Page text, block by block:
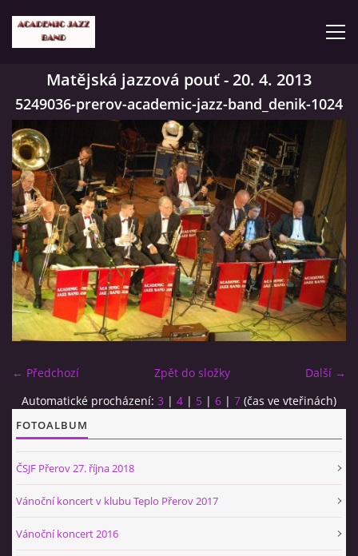
ČLENOVÉ
KONCERTY
GALERIE
VIDEA
HISTORIE
TVORBA
SEZNAM SKLADEB HRANÝCH AJB
HISTORIE A ZAJÍMAVOSTI ZE SVĚTA JAZZU
Matějská jazzová pouť - 20. 4. 2013
5249036-prerov-academic-jazz-band_denik-1024
← Předchozí Další →
Zpět do složky
Automatické procházení: 3 | 4 | 5 | 6 | 7 (čas ve vteřinách)
FOTOALBUM
ČSJF Přerov 27. října 2018
Vánoční koncert v klubu Teplo Přerov 2017
Vánoční koncert 2016